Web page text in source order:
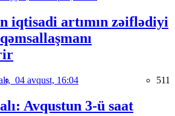
iqtisadi artımın zəiflədiyi
04 avqust, 16:04 511
Avqustun 3-ü saat